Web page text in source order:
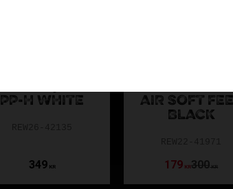
Vilket
Hyper, Maker och Monstr är
FÅ HJÄLP AV
Osäker på vilket Zone-blad som passar dig
PP-H WHITE
349KR
AIR SOFT
BLACK
179 KR300KR